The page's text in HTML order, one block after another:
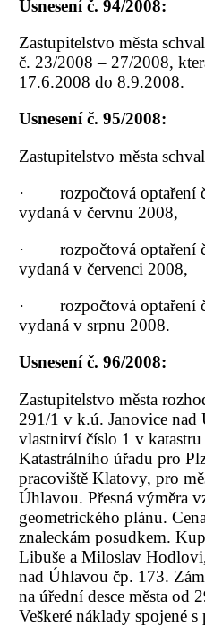
Usnesení č. 94/2008:
Zastupitelstvo města
č. 23/2008 – 27/2008,
17.6.2008 do 8.9.2008.
Usnesení č. 95/2008:
Zastupitelstvo města
· rozpočtová optaření
vydaná v červnu 2008,
· rozpočtová optaření
vydaná v červenci 2008,
· rozpočtová optaření
vydaná v srpnu 2008.
Usnesení č. 96/2008:
Zastupitelstvo města
291/1 v k.ú. Janovice nad
vlastnitví číslo 1 v
Katastrálního úřadu pro
pracoviště Klatovy, pro
Úhlavou. Přesná výměra
geometrického plánu.
znaleckám posudkem.
Libuše a Miloslav
nad Úhlavou čp. 173.
na úřední desce města od
Veškeré náklady spojené